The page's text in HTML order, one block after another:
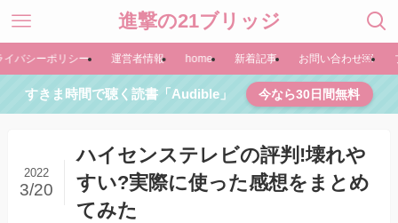
進撃の21ブリッジ
イバシーポリシー 運営者情報 home 新着記事 お問い合わせ￼
すきま時間で聴く読書「Audible」 今なら30日間無料
ハイセンステレビの評判!壊れや
すい?実際に使った感想をまとめ
てみた
2022
3/20